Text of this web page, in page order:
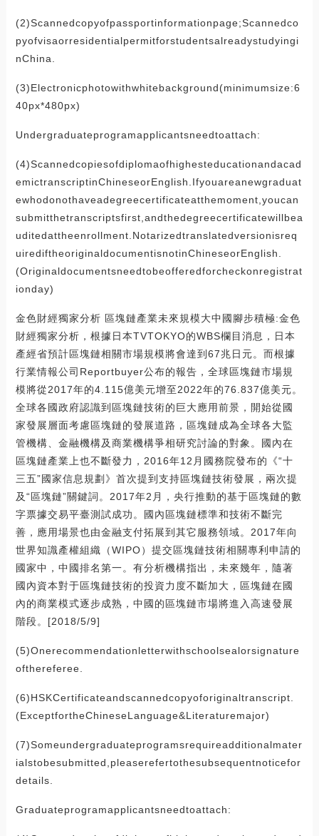
(2)Scannedcopyofpassportinformationpage;Scannedco
pyofvisaorresidentialpermitforstudentsalreadystudyingi
nChina.
(3)Electronicphotowithwhitebackground(minimumsize:6
40px*480px)
Undergraduateprogramapplicantsneedtoattach:
(4)Scannedcopiesofdiplomaofhighesteducationandacad
emictranscriptinChineseorEnglish.Ifyouareanewgraduat
ewhodonothaveadegreecertificateatthemoment,youcan
submitthetranscriptsfirst,andthedegreecertificatewillbea
uditedattheenrollment.Notarizedtranslatedversionisreq
uirediftheoriginaldocumentisnotinChineseorEnglish.
(Originaldocumentsneedtobeofferedforcheckonregistrat
ionday)
金色財經獨家分析 區塊鏈產業未來規模大中國腳步積極:金色
財經獨家分析，根據日本TVTOKYO的WBS欄目消息，日本
產經省預計區塊鏈相關市場規模將會達到67兆日元。而根據
行業情報公司Reportbuyer公布的報告，全球區塊鏈市場規
模將從2017年的4.115億美元增至2022年的76.837億美元。
全球各國政府認識到區塊鏈技術的巨大應用前景，開始從國
家發展層面考慮區塊鏈的發展道路，區塊鏈成為全球各大監
管機構、金融機構及商業機構爭相研究討論的對象。國內在
區塊鏈產業上也不斷發力，2016年12月國務院發布的《“十
三五”國家信息規劃》首次提到支持區塊鏈技術發展，兩次提
及“區塊鏈”關鍵詞。2017年2月，央行推動的基于區塊鏈的數
字票據交易平臺測試成功。國內區塊鏈標準和技術不斷完
善，應用場景也由金融支付拓展到其它服務領域。2017年向
世界知識產權組織（WIPO）提交區塊鏈技術相關專利申請的
國家中，中國排名第一。有分析機構指出，未來幾年，隨著
國內資本對于區塊鏈技術的投資力度不斷加大，區塊鏈在國
內的商業模式逐步成熟，中國的區塊鏈市場將進入高速發展
階段。[2018/5/9]
(5)Onerecommendationletterwithschoolsealorsignature
ofthereferee.
(6)HSKCertificateandscannedcopyoforiginaltranscript.
(ExceptfortheChineseLanguage&Literaturemajor)
(7)Someundergraduateprogramsrequireadditionalmater
ialstobesubmitted,pleaserefertothesubsequentnoticefor
details.
Graduateprogramapplicantsneedtoattach: